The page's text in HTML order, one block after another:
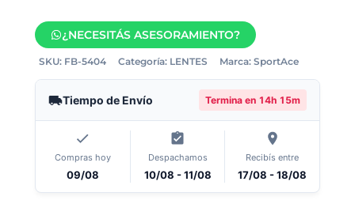
¿NECESITÁS ASESORAMIENTO?
SKU: FB-5404 Categoría: LENTES Marca: SportAce
Tiempo de Envío Termina en 14h 15m
Compras hoy
09/08
Despachamos
10/08 - 11/08
Recibís entre
17/08 - 18/08